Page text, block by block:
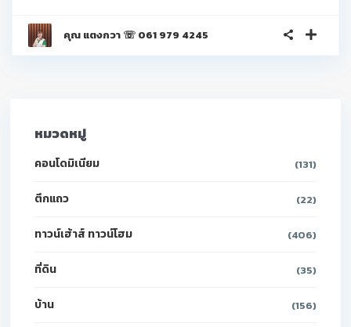
คุณ แตงกวา ☏ 061 979 4245
หมวดหมู่
คอนโดมิเนียม (131)
ตึกแถว (22)
ทาวน์เฮ้าส์ ทาวน์โฮม (406)
ที่ดิน (35)
บ้าน (156)